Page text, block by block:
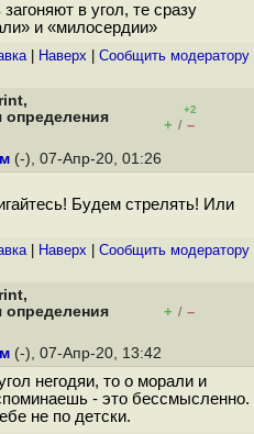
в угол, те сразу
и «милосердии»
| Наверх Cообщить модератору
определения
+2
+ / –
(-), 07-Апр-20, 01:26
Будем стрелять! Или
| Наверх Cообщить модератору
определения
+ / –
(-), 07-Апр-20, 13:42
негодяи, то о морали и
- это бессмысленно.
не по детски.